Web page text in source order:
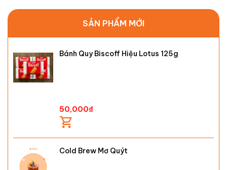
SẢN PHẨM MỚI
Bánh Quy Biscoff Hiệu Lotus 125g
50,000₫
Cold Brew Mơ Quýt